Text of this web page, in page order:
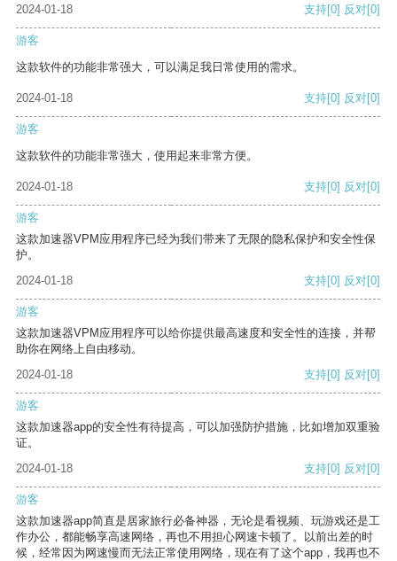
2024-01-18
支持[0] 反对[0]
游客
这款软件的功能非常强大，可以满足我日常使用的需求。
2024-01-18 支持[0] 反对[0]
游客
这款软件的功能非常强大，使用起来非常方便。
2024-01-18 支持[0] 反对[0]
游客
这款加速器VPM应用程序已经为我们带来了无限的隐私保护和安全性保
护。
2024-01-18
支持[0] 反对[0]
游客
这款加速器VPM应用程序可以给你提供最高速度和安全性的连接，并帮
助你在网络上自由移动。
2024-01-18
支持[0] 反对[0]
游客
这款加速器app的安全性有待提高，可以加强防护措施，比如增加双重验
证。
2024-01-18
支持[0] 反对[0]
游客
这款加速器app简直是居家旅行必备神器，无论是看视频、玩游戏还是工
作办公，都能畅享高速网络，再也不用担心网速卡顿了。以前出差的时
候，经常因为网速慢而无法正常使用网络，现在有了这个app，我再也不